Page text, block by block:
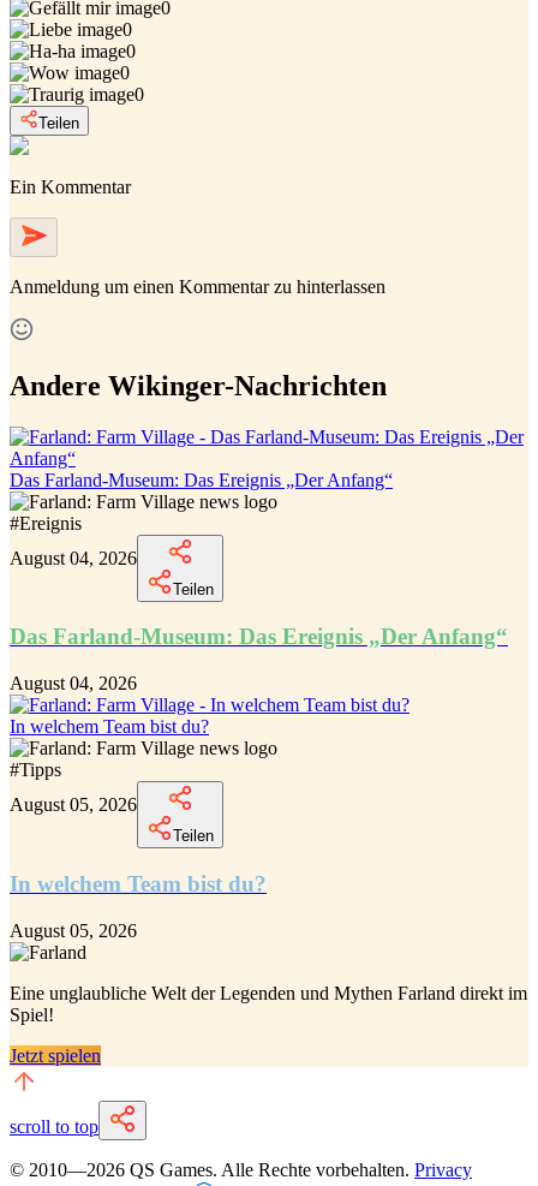
0
0
0
0
0
Teilen
Ein Kommentar
Anmeldung um einen Kommentar zu hinterlassen
Andere Wikinger-Nachrichten
Das Farland-Museum: Das Ereignis „Der Anfang“
#Ereignis
August 04, 2026
Teilen
Das Farland-Museum: Das Ereignis „Der Anfang“
August 04, 2026
In welchem Team bist du?
#Tipps
August 05, 2026
Teilen
In welchem Team bist du?
August 05, 2026
Eine unglaubliche Welt der Legenden und Mythen Farland direkt im
Spiel!
Jetzt spielen
scroll to top
© 2010—2026 QS Games. Alle Rechte vorbehalten. Privacy